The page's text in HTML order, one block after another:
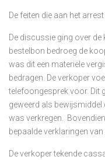
De feiten die aan het
De discussie ging over de
bestelbon bedroeg de
was dit een materiële
bedragen. De verkoper
telefoongesprek voor. Dit
geweerd als
was verkregen.
bepaalde verklaringen
De verkoper tekende